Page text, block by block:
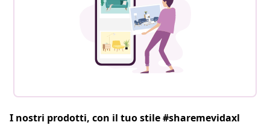
I nostri prodotti, con il tuo stile #sharemevidaxl